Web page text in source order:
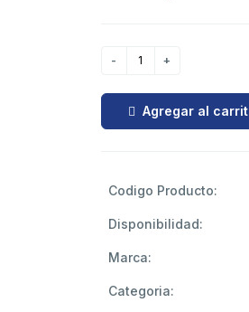
Agregar al
Codigo Producto:
Disponibilidad:
Marca:
Categoria: